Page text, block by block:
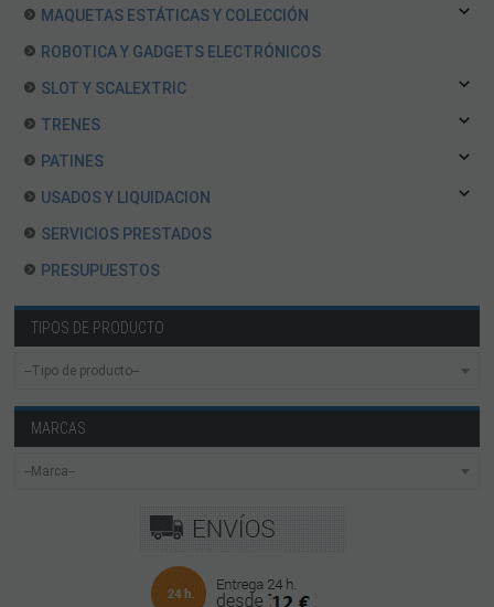
MAQUETAS ESTÁTICAS Y COLECCIÓN
ROBOTICA Y GADGETS ELECTRÓNICOS
SLOT Y SCALEXTRIC
TRENES
PATINES
USADOS Y LIQUIDACION
SERVICIOS PRESTADOS
PRESUPUESTOS
TIPOS DE PRODUCTO
MARCAS